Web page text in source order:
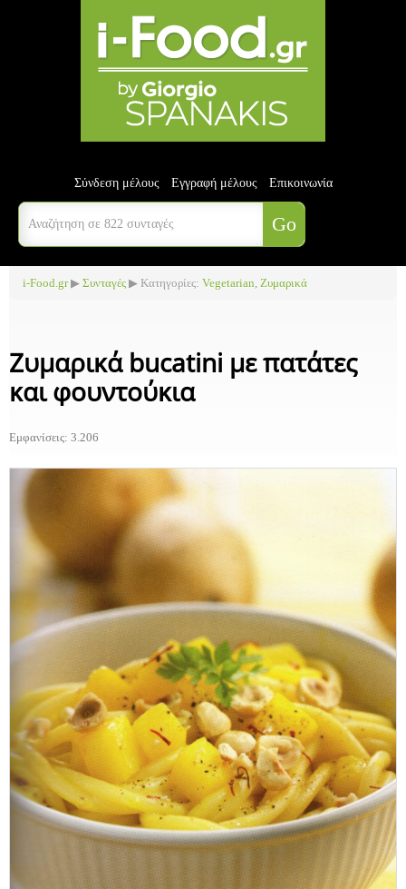
Σύνδεση μέλους Εγγραφή μέλους Επικοινωνία
i-Food.gr▶ Συνταγές ▶ Κατηγορίες: Vegetarian, Ζυμαρικά
Ζυμαρικά bucatini με πατάτες
και φουντούκια
Εμφανίσεις: 3.206